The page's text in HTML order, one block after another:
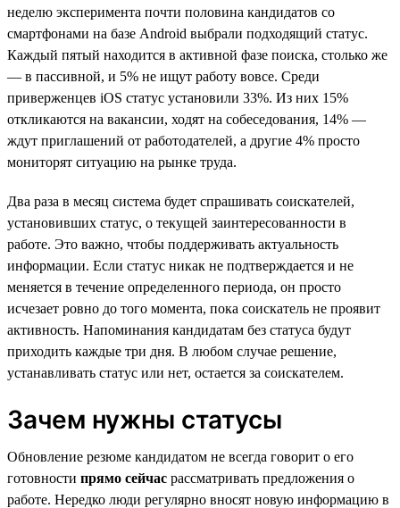
неделю эксперимента почти половина кандидатов со
смартфонами на базе Android выбрали подходящий статус.
Каждый пятый находится в активной фазе поиска, столько же
— в пассивной, и 5% не ищут работу вовсе. Среди
приверженцев iOS статус установили 33%. Из них 15%
откликаются на вакансии, ходят на собеседования, 14% —
ждут приглашений от работодателей, а другие 4% просто
мониторят ситуацию на рынке труда.
Два раза в месяц система будет спрашивать соискателей,
установивших статус, о текущей заинтересованности в
работе. Это важно, чтобы поддерживать актуальность
информации. Если статус никак не подтверждается и не
меняется в течение определенного периода, он просто
исчезает ровно до того момента, пока соискатель не проявит
активность. Напоминания кандидатам без статуса будут
приходить каждые три дня. В любом случае решение,
устанавливать статус или нет, остается за соискателем.
Зачем нужны статусы
Обновление резюме кандидатом не всегда говорит о его
готовности прямо сейчас рассматривать предложения о
работе. Нередко люди регулярно вносят новую информацию в